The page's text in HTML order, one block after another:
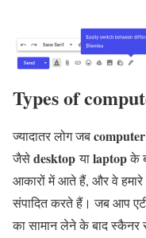
Types of
ज्यादातर लोग जब
जैसेdesktopयाlaptopके
आकारों में आते हैं, और वे
संपादित करते हैं। जब आप
का सामान लेने के बाद